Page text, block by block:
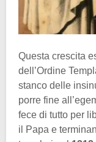
Questa crescita
dell’Ordine
stanco delle
porre fine
fece di tutto per
il Papa e